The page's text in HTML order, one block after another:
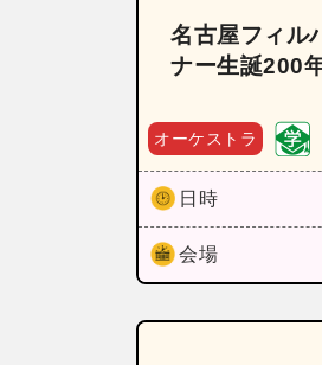
名古屋フィル
ナー生誕200
オーケストラ
日時
会場